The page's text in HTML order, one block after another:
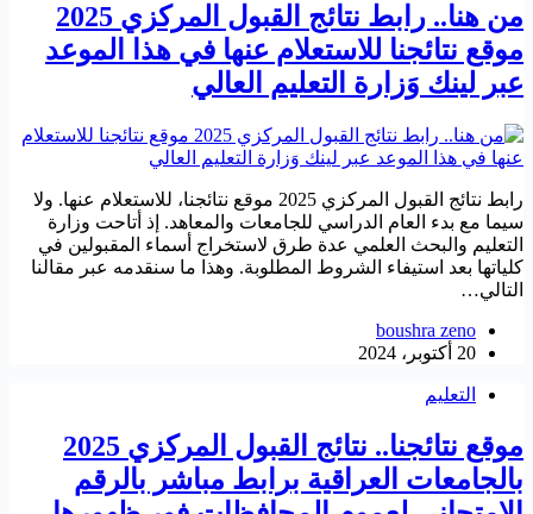
من هنا.. رابط نتائج القبول المركزي 2025
موقع نتائجنا للاستعلام عنها في هذا الموعد
عبر لينك وَزارة التعليم العالي
رابط نتائج القبول المركزي 2025 موقع نتائجنا، للاستعلام عنها. ولا
سيما مع بدء العام الدراسي للجامعات والمعاهد. إذ أتاحت وزارة
التعليم والبحث العلمي عدة طرق لاستخراج أسماء المقبولين في
كلياتها بعد استيفاء الشروط المطلوبة. وهذا ما سنقدمه عبر مقالنا
التالي…
boushra zeno
20 أكتوبر، 2024
التعليم
موقع نتائجنا.. نتائج القبول المركزي 2025
بالجامعات العراقية برابط مباشر بالرقم